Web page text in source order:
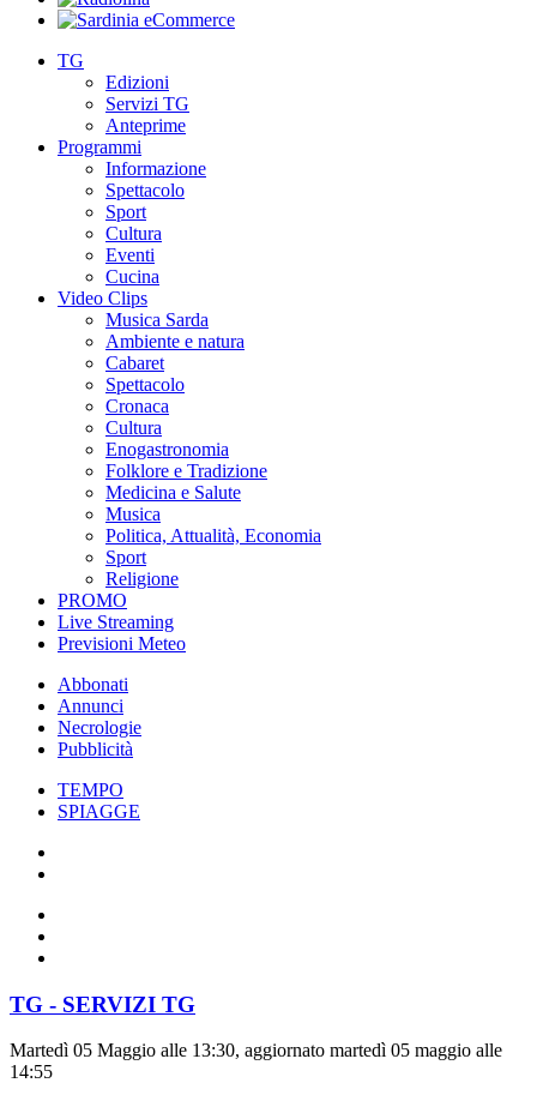
TG
Edizioni
Servizi TG
Anteprime
Programmi
Informazione
Spettacolo
Sport
Cultura
Eventi
Cucina
Video Clips
Musica Sarda
Ambiente e natura
Cabaret
Spettacolo
Cronaca
Cultura
Enogastronomia
Folklore e Tradizione
Medicina e Salute
Musica
Politica, Attualità, Economia
Sport
Religione
PROMO
Live Streaming
Previsioni Meteo
Abbonati
Annunci
Necrologie
Pubblicità
TEMPO
SPIAGGE
TG - SERVIZI TG
Martedì 05 Maggio alle 13:30, aggiornato martedì 05 maggio alle
14:55